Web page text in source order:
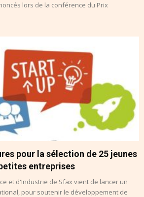
lors de la conférence du Prix
pour la sélection de 25 jeunes
entreprises
et d'Industrie de Sfax vient de lancer un
pour soutenir le développement de